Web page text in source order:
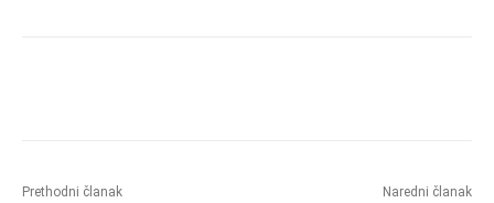
Prethodni članak Naredni članak